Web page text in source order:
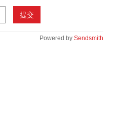
提交
Powered by Sendsmith